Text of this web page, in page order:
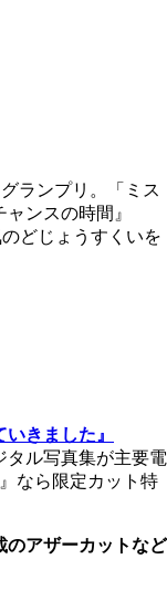
ランプリ。「ミス
ンスの時間』
どじょうすくいを
きました』
タル写真集が主要電
なら限定カット特
のアザーカットなど